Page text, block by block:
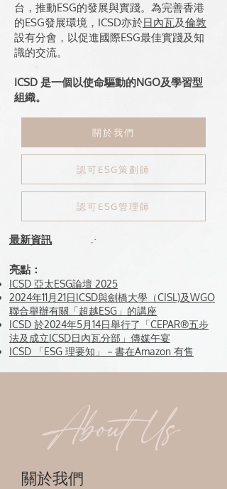
台，推動ESG的發展與實踐。為完善香港
的ESG發展環境，ICSD亦於日內瓦及倫敦
設有分會，以促進國際ESG最佳實踐及知
識的交流。
ICSD 是一個以使命驅動的NGO及學習型
組織。
關於我們
認可ESG策劃師
認可ESG管理師
最新資訊
亮點：
ICSD 亞太ESG論壇 2025
2024年11月21日ICSD與劍橋大學（CISL)及WGO
聯合舉辦有關「超越ESG」的講座
ICSD 於2024年5月14日舉行了「CEPAR®五步
法及成立ICSD日內瓦分部」傳媒午宴
ICSD 「ESG 理要知」－書在Amazon 有售
About Us
關於我們